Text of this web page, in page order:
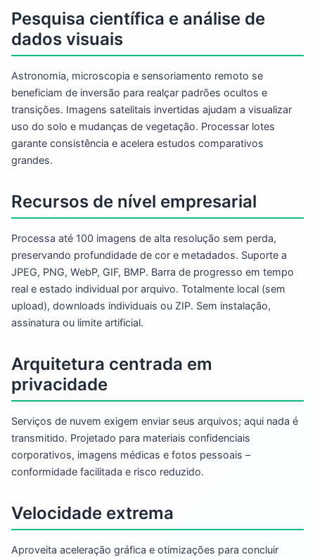
Pesquisa científica e análise de
dados visuais
Astronomia, microscopia e sensoriamento remoto se
beneficiam de inversão para realçar padrões ocultos e
transições. Imagens satelitais invertidas ajudam a visualizar
uso do solo e mudanças de vegetação. Processar lotes
garante consistência e acelera estudos comparativos
grandes.
Recursos de nível empresarial
Processa até 100 imagens de alta resolução sem perda,
preservando profundidade de cor e metadados. Suporte a
JPEG, PNG, WebP, GIF, BMP. Barra de progresso em tempo
real e estado individual por arquivo. Totalmente local (sem
upload), downloads individuais ou ZIP. Sem instalação,
assinatura ou limite artificial.
Arquitetura centrada em
privacidade
Serviços de nuvem exigem enviar seus arquivos; aqui nada é
transmitido. Projetado para materiais confidenciais
corporativos, imagens médicas e fotos pessoais –
conformidade facilitada e risco reduzido.
Velocidade extrema
Aproveita aceleração gráfica e otimizações para concluir